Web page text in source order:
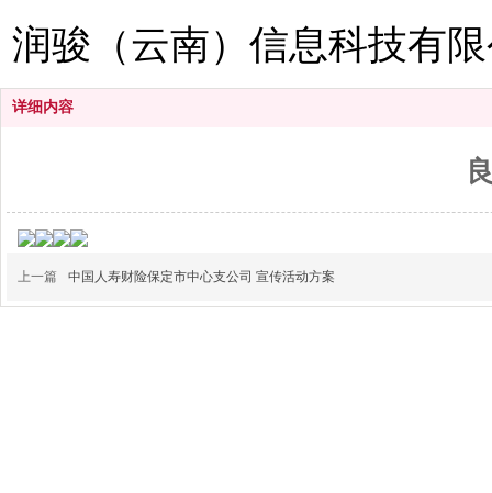
润骏（云南）信息科技有
详细内容
上一篇 中国人寿财险保定市中心支公司 宣传活动方案